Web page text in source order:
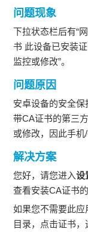
问题现象
下拉状态栏后有“
书 此设备已安装
监控或修改”。
问题原因
安卓设备的安全
带CA证书的第三
或修改，因此手机
解决方案
您好，请您进入设
查看安装CA证书的
如果您不需要此
目录，点击证书，